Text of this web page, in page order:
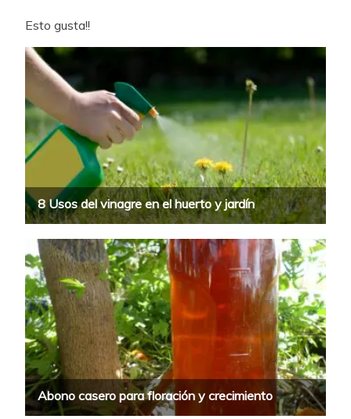
Esto gusta!!